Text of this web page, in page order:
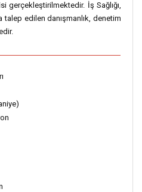
gerçekleştirilmektedir. İş Sağlığı,
talep edilen danışmanlık, denetim